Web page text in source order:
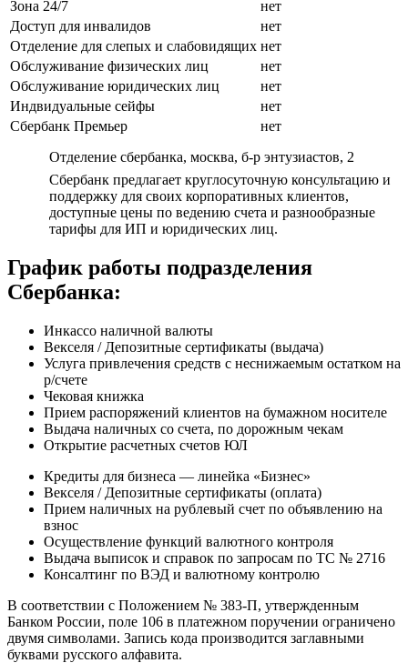
Зона 24/7
нет
Доступ для инвалидов
нет
Отделение для слепых и слабовидящих нет
Обслуживание физических лиц
нет
Обслуживание юридических лиц
нет
Индвидуальные сейфы
нет
Сбербанк Премьер
нет
Отделение сбербанка, москва, б-р энтузиастов, 2
Сбербанк предлагает круглосуточную консультацию и
поддержку для своих корпоративных клиентов,
доступные цены по ведению счета и разнообразные
тарифы для ИП и юридических лиц.
График работы подразделения
Сбербанка:
Инкассо наличной валюты
Векселя / Депозитные сертификаты (выдача)
Услуга привлечения средств с неснижаемым остатком на
р/счете
Чековая книжка
Прием распоряжений клиентов на бумажном носителе
Выдача наличных со счета, по дорожным чекам
Открытие расчетных счетов ЮЛ
Кредиты для бизнеса — линейка «Бизнес»
Векселя / Депозитные сертификаты (оплата)
Прием наличных на рублевый счет по объявлению на
взнос
Осуществление функций валютного контроля
Выдача выписок и справок по запросам по ТС № 2716
Консалтинг по ВЭД и валютному контролю
В соответствии с Положением № 383-П, утвержденным
Банком России, поле 106 в платежном поручении ограничено
двумя символами. Запись кода производится заглавными
буквами русского алфавита.